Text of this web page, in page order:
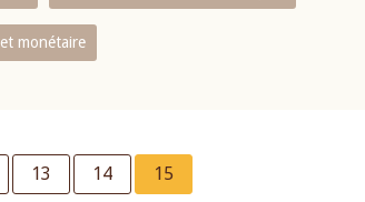
monétaire
Page
13 Page
14
Current
15